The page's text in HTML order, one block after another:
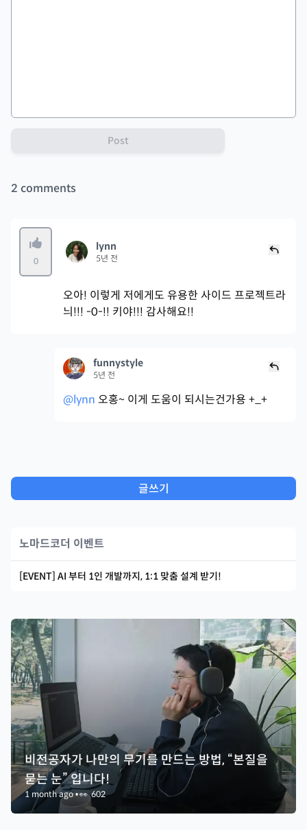
Post
2 comments
0
lynn
5년 전
오아! 이렇게 저에게도 유용한 사이드 프로젝트라
늬!!! -0-!! 키야!!! 감사해요!!
funnystyle
5년 전
@lynn 오홍~ 이게 도움이 되시는건가용 +_+
글쓰기
노마드코더 이벤트
[EVENT] AI 부터 1인 개발까지, 1:1 맞춤 설계 받기!
비전공자가 나만의 무기를 만드는 방법, “본질을
묻는 눈” 입니다!
1 month ago•👀602